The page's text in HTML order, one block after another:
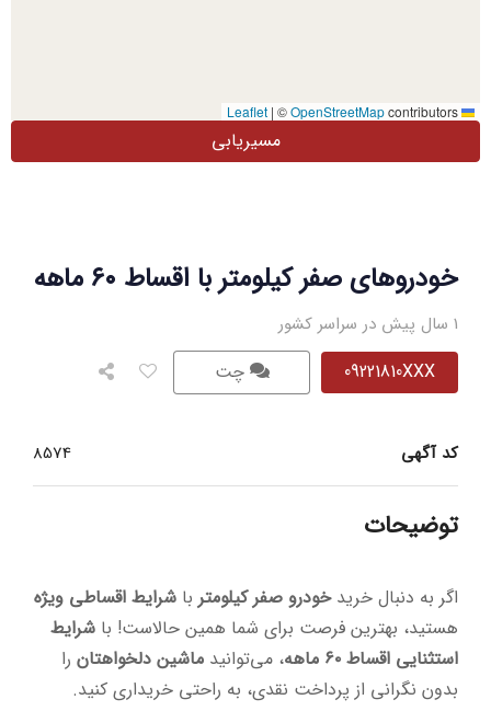
خودروهای صفر کیلومتر با اقساط ۶۰ ماهه
1 سال پیش در سراسر کشور
09221810XXX چت
کد آگهی 8574
توضیحات
اگر به دنبال خریدخودرو صفر کیلومتر با شرایط اقساطی ویژه
هستید، بهترین فرصت برای شما همین حالاست! با شرایط
استثنایی اقساط ۶۰ ماهه
، می‌توانید ماشین دلخواهتان را
بدون نگرانی از پرداخت نقدی، به راحتی خریداری کنید.
| ©OpenStreetMapcontributors
مسیریابی